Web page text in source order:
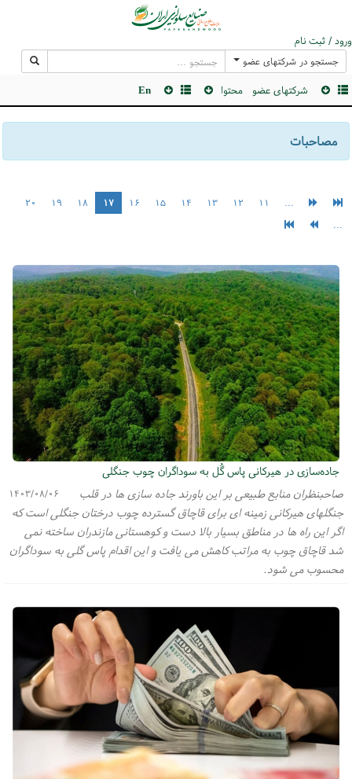
ورود / ثبت نام
جستجو در شرکتهای عضو
شرکتهای عضو محتوا En
مصاحبات
... ۱۱ ۱۲ ۱۳ ۱۴ ۱۵ ۱۶ ۱۷ ۱۸ ۱۹
۲۰
...
جاده‌سازی در هیرکانی پاس گُل به سوداگران چوب جنگلی
۱۴۰۳/۰۸/۰۶
صاحبنظران منابع طبیعی بر این باورند جاده سازی ها در قلب
جنگلهای هیرکانی زمینه ای برای قاچاق گسترده چوب درختان جنگلی است که
اگر این راه ها در مناطق بسیار بالا دست و کوهستانی مازندران ساخته نمی
شد قاچاق چوب به مراتب کاهش می یافت و این اقدام پاس گلی به سوداگران
محسوب می شود.